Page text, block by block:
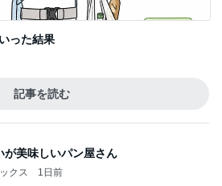
った結果
記事を読む
が美味しいパン屋さん
クス 1日前